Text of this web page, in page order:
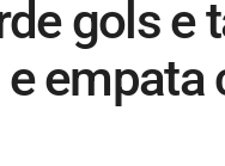
gols e
empata